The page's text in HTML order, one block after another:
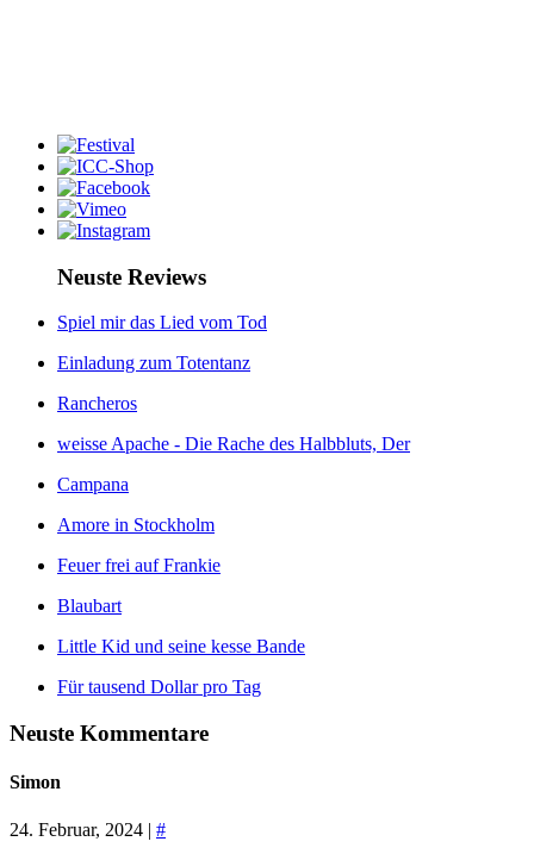
Neuste Reviews
Spiel mir das Lied vom Tod
Einladung zum Totentanz
Rancheros
weisse Apache - Die Rache des Halbbluts, Der
Campana
Amore in Stockholm
Feuer frei auf Frankie
Blaubart
Little Kid und seine kesse Bande
Für tausend Dollar pro Tag
Neuste Kommentare
Simon
24. Februar, 2024 | #